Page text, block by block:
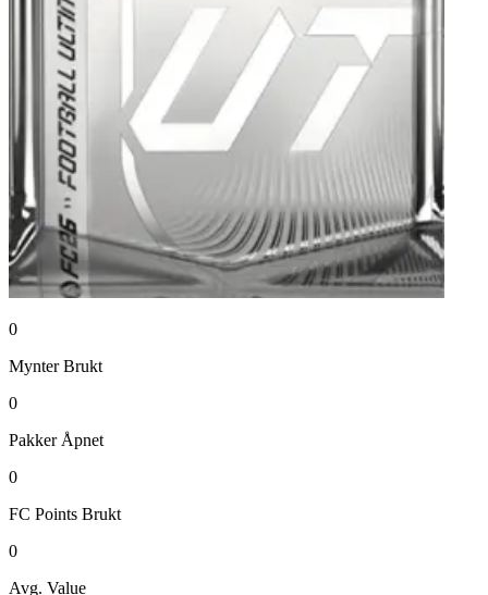
0
Mynter Brukt
0
Pakker Åpnet
0
FC Points Brukt
0
Avg. Value